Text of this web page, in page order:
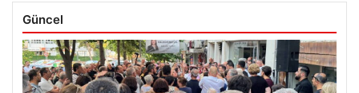
Güncel